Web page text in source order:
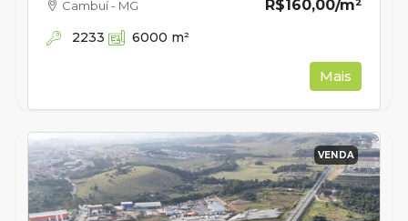
R$160,00/m²
Cambuí - MG
2233 6000 m²
Mais
VENDA